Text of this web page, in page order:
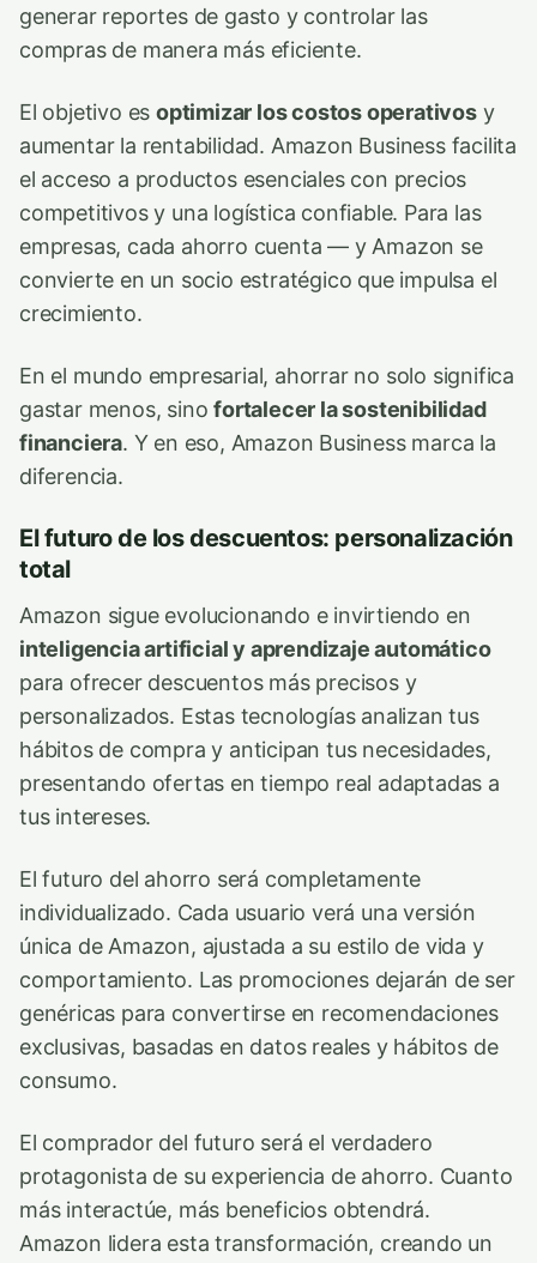
generar reportes de gasto y controlar las
compras de manera más eficiente.
El objetivo esoptimizar los costos operativosy
aumentar la rentabilidad. Amazon Business facilita
el acceso a productos esenciales con precios
competitivos y una logística confiable. Para las
empresas, cada ahorro cuenta — y Amazon se
convierte en un socio estratégico que impulsa el
crecimiento.
En el mundo empresarial, ahorrar no solo significa
gastar menos, sinofortalecer la sostenibilidad
financiera. Y en eso, Amazon Business marca la
diferencia.
El futuro de los descuentos: personalización
total
Amazon sigue evolucionando e invirtiendo en
inteligencia artificial y aprendizaje automático
para ofrecer descuentos más precisos y
personalizados. Estas tecnologías analizan tus
hábitos de compra y anticipan tus necesidades,
presentando ofertas en tiempo real adaptadas a
tus intereses.
El futuro del ahorro será completamente
individualizado. Cada usuario verá una versión
única de Amazon, ajustada a su estilo de vida y
comportamiento. Las promociones dejarán de ser
genéricas para convertirse en recomendaciones
exclusivas, basadas en datos reales y hábitos de
consumo.
El comprador del futuro será el verdadero
protagonista de su experiencia de ahorro. Cuanto
más interactúe, más beneficios obtendrá.
Amazon lidera esta transformación, creando un